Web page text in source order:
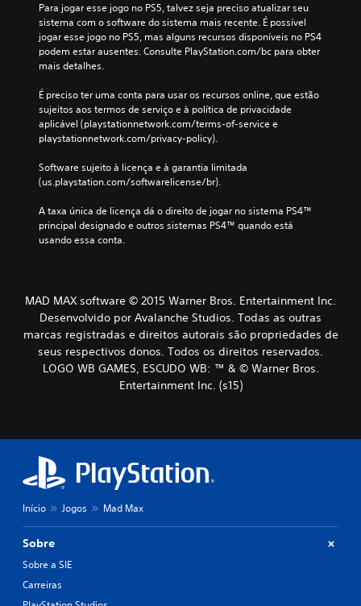
Para jogar esse jogo no PS5, talvez seja preciso atualizar seu
sistema com o software do sistema mais recente. É possível
jogar esse jogo no PS5, mas alguns recursos disponíveis no PS4
podem estar ausentes. Consulte PlayStation.com/bc para obter
mais detalhes.
É preciso ter uma conta para usar os recursos online, que estão
sujeitos aos termos de serviço e à política de privacidade
aplicável (playstationnetwork.com/terms-of-service e
playstationnetwork.com/privacy-policy).
Software sujeito à licença e à garantia limitada
(us.playstation.com/softwarelicense/br).
A taxa única de licença dá o direito de jogar no sistema PS4™
principal designado e outros sistemas PS4™ quando está
usando essa conta.
MAD MAX software © 2015 Warner Bros. Entertainment Inc.
Desenvolvido por Avalanche Studios. Todas as outras
marcas registradas e direitos autorais são propriedades de
seus respectivos donos. Todos os direitos reservados.
LOGO WB GAMES, ESCUDO WB: ™ & © Warner Bros.
Entertainment Inc. (s15)
Início Jogos Mad Max
Sobre
Sobre a SIE
Carreiras